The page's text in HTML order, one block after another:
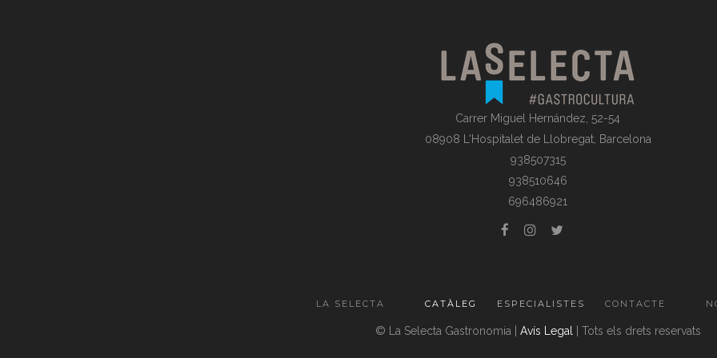
Carrer Miguel Hernández, 52-54
08908 L'Hospitalet de Llobregat, Barcelona
938507315
938510646
696486921
LA SELECTA CATÀLEG ESPECIALISTES CONTACTE
© La Selecta Gastronomia | Avís Legal | Tots els drets reservats